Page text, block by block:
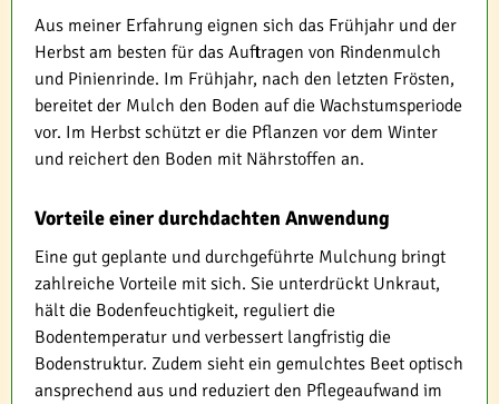
Aus meiner Erfahrung eignen sich das Frühjahr und der
Herbst am besten für das Auftragen von Rindenmulch
und Pinienrinde. Im Frühjahr, nach den letzten Frösten,
bereitet der Mulch den Boden auf die Wachstumsperiode
vor. Im Herbst schützt er die Pflanzen vor dem Winter
und reichert den Boden mit Nährstoffen an.
Vorteile einer durchdachten Anwendung
Eine gut geplante und durchgeführte Mulchung bringt
zahlreiche Vorteile mit sich. Sie unterdrückt Unkraut,
hält die Bodenfeuchtigkeit, reguliert die
Bodentemperatur und verbessert langfristig die
Bodenstruktur. Zudem sieht ein gemulchtes Beet optisch
ansprechend aus und reduziert den Pflegeaufwand im